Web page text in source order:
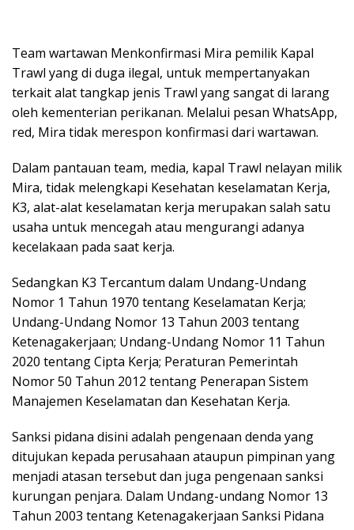
Team wartawan Menkonfirmasi Mira pemilik Kapal
Trawl yang di duga ilegal, untuk mempertanyakan
terkait alat tangkap jenis Trawl yang sangat di larang
oleh kementerian perikanan. Melalui pesan WhatsApp,
red, Mira tidak merespon konfirmasi dari wartawan.
Dalam pantauan team, media, kapal Trawl nelayan milik
Mira, tidak melengkapi Kesehatan keselamatan Kerja,
K3, alat-alat keselamatan kerja merupakan salah satu
usaha untuk mencegah atau mengurangi adanya
kecelakaan pada saat kerja.
Sedangkan K3 Tercantum dalam Undang-Undang
Nomor 1 Tahun 1970 tentang Keselamatan Kerja;
Undang-Undang Nomor 13 Tahun 2003 tentang
Ketenagakerjaan; Undang-Undang Nomor 11 Tahun
2020 tentang Cipta Kerja; Peraturan Pemerintah
Nomor 50 Tahun 2012 tentang Penerapan Sistem
Manajemen Keselamatan dan Kesehatan Kerja.
Sanksi pidana disini adalah pengenaan denda yang
ditujukan kepada perusahaan ataupun pimpinan yang
menjadi atasan tersebut dan juga pengenaan sanksi
kurungan penjara. Dalam Undang-undang Nomor 13
Tahun 2003 tentang Ketenagakerjaan Sanksi Pidana